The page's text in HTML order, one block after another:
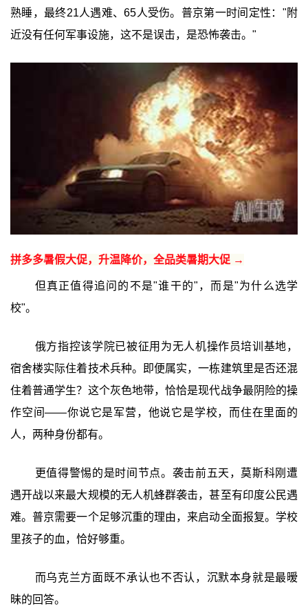
熟睡，最终21人遇难、65人受伤。普京第一时间定性："附
近没有任何军事设施，这不是误击，是恐怖袭击。"
拼多多暑假大促，升温降价，全品类暑期大促 →
但真正值得追问的不是"谁干的"，而是"为什么选学
校"。
俄方指控该学院已被征用为无人机操作员培训基地，
宿舍楼实际住着技术兵种。即便属实，一栋建筑里是否还混
住着普通学生？这个灰色地带，恰恰是现代战争最阴险的操
作空间——你说它是军营，他说它是学校，而住在里面的
人，两种身份都有。
更值得警惕的是时间节点。袭击前五天，莫斯科刚遭
遇开战以来最大规模的无人机蜂群袭击，甚至有印度公民遇
难。普京需要一个足够沉重的理由，来启动全面报复。学校
里孩子的血，恰好够重。
而乌克兰方面既不承认也不否认，沉默本身就是最暧
昧的回答。